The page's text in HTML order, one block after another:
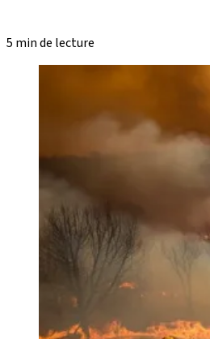
5 min de lecture